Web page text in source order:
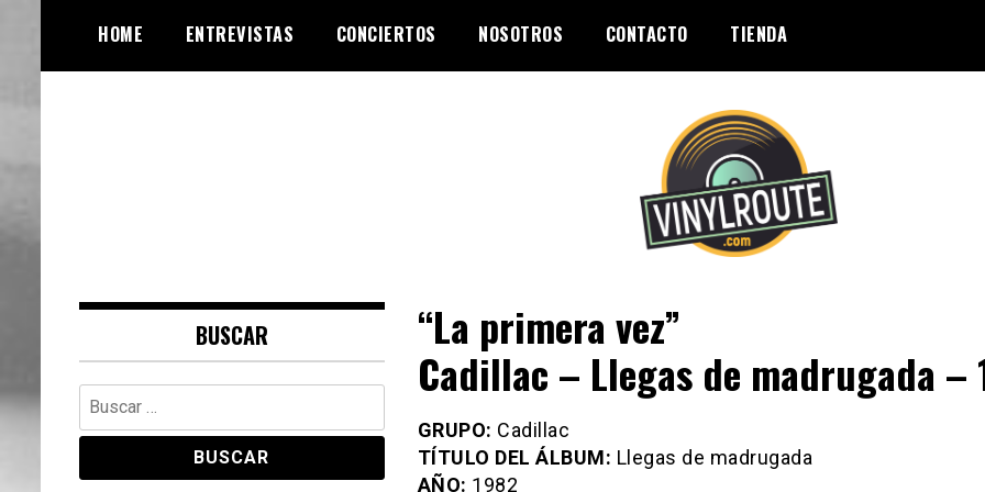
content
HOME ENTREVISTAS CONCIERTOS NOSOTROS CONTACTO TIENDA
VinylRoute
crónicas
“La primera vez”
Cadillac – Llegas de madrugada –
GRUPO: Cadillac
TÍTULO DEL ÁLBUM: Llegas de madrugada
AÑO: 1982
BUSCAR
Buscar: